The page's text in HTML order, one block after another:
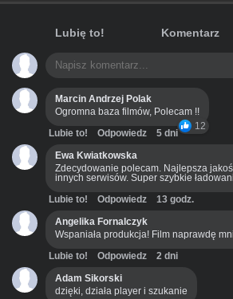
Lubię to! Komentarz
Marcin Andrzej Polak
Ogromna baza filmów, Polecam !!
12
Lubie to! Odpowiedz
5 dni
Ewa Kwiatkowska
Zdecydowanie polecam. Najlepsza
innych serwisów. Super szybkie
Lubie to! Odpowiedz
13 godz.
Angelika Fornalczyk
Wspaniała produkcja! Film naprawdę
Lubie to! Odpowiedz
2 dni
Adam Sikorski
dzięki, działa player i szukanie